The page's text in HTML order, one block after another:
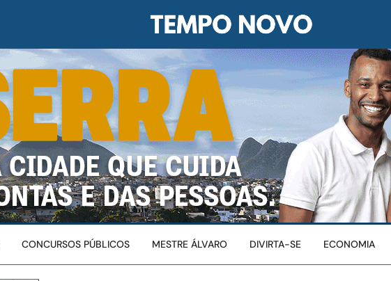
CONCURSOS PÚBLICOS MESTRE ÁLVARO DIVIRTA-SE ECONOMIA